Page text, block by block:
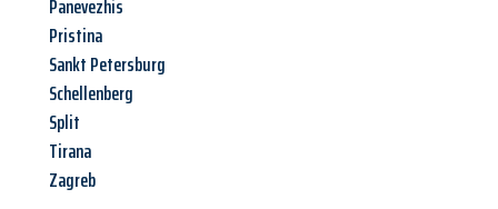
Panevezhis
Pristina
Sankt Petersburg
Schellenberg
Split
Tirana
Zagreb